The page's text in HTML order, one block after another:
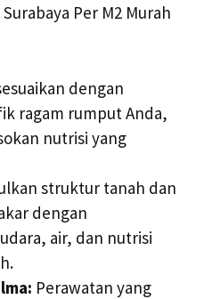
Per M2 Murah
dengan
ragam rumput Anda,
nutrisi yang
struktur tanah dan
dengan
air, dan nutrisi
Perawatan yang